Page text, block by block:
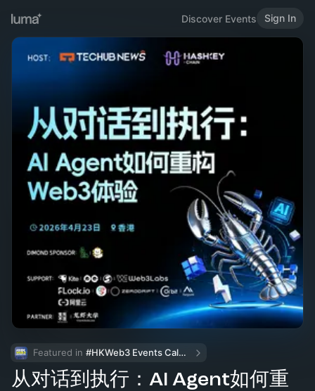
Discover Events Sign In
Featured in #HKWeb3 Events Calendar
从对话到执行：AI Agent如何重